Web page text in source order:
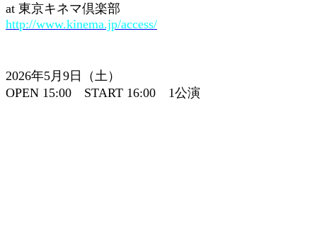
at 東京キネマ倶楽部
http://www.kinema.jp/access/
2026年5月9日（土）
OPEN 15:00 START 16:00 1公演